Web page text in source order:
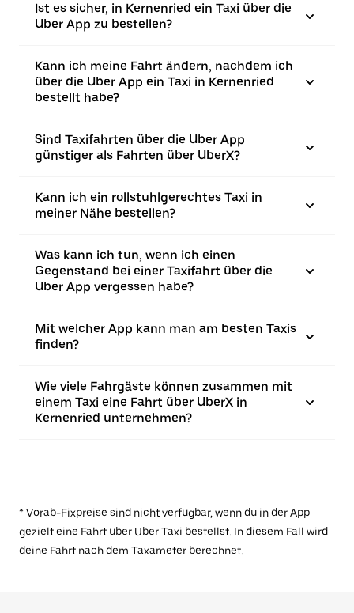
Ist es sicher, in Kernenried ein Taxi über die
Uber App zu bestellen?
Kann ich meine Fahrt ändern, nachdem ich
über die Uber App ein Taxi in Kernenried
bestellt habe?
Sind Taxifahrten über die Uber App
günstiger als Fahrten über UberX?
Kann ich ein rollstuhlgerechtes Taxi in
meiner Nähe bestellen?
Was kann ich tun, wenn ich einen
Gegenstand bei einer Taxifahrt über die
Uber App vergessen habe?
Mit welcher App kann man am besten Taxis
finden?
Wie viele Fahrgäste können zusammen mit
einem Taxi eine Fahrt über UberX in
Kernenried unternehmen?
* Vorab-Fixpreise sind nicht verfügbar, wenn du in der App
gezielt eine Fahrt über Uber Taxi bestellst. In diesem Fall wird
deine Fahrt nach dem Taxameter berechnet.